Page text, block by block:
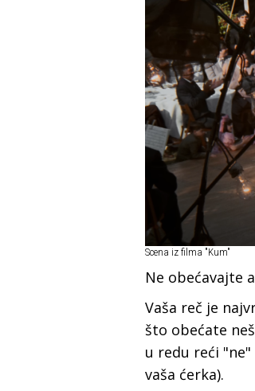
Scena iz filma "Kum"
Ne obećavajte
Vaša reč je
što obećate
u redu reći
vaša ćerka).